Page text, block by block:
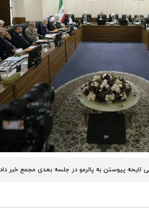
پیوستن به پالرمو در جلسه بعدی مجمع خبر